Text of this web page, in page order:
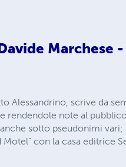
Marchese
Alessandrino, scrive da
rendendole note al
sotto pseudonimi
con la casa editrice